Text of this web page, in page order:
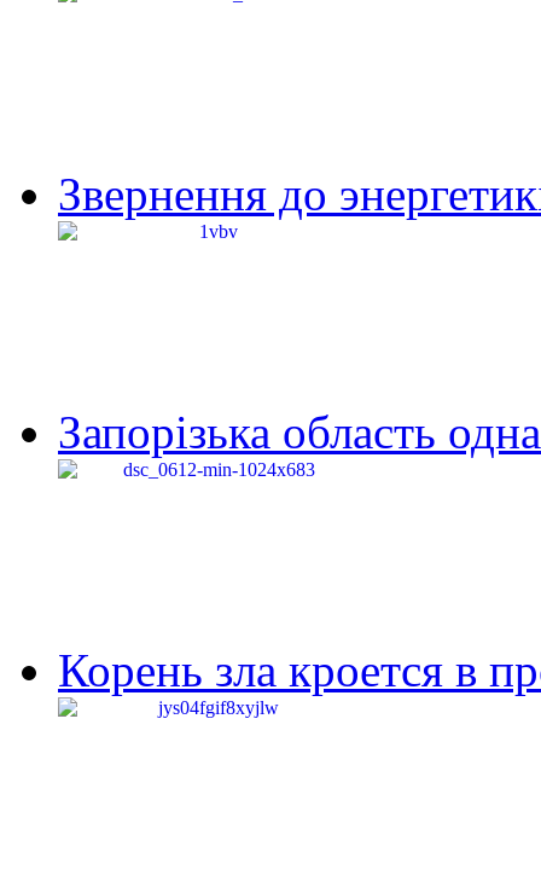
Звернення до
Запорізька область
Корень зла кроется в